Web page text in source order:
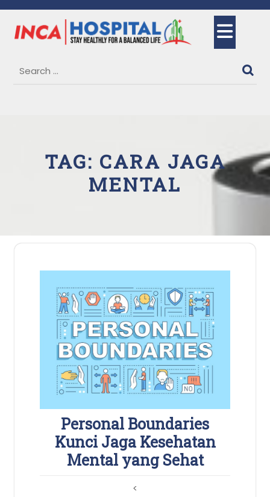
content
TAG: CARA JAGA
MENTAL
Personal Boundaries
Kunci Jaga Kesehatan
Mental yang Sehat
<